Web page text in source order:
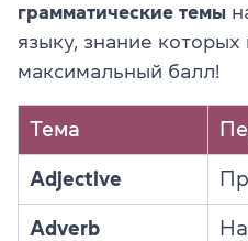
грамматические темы
языку, знание
максимальный балл!
Тема
Adjective
Adverb